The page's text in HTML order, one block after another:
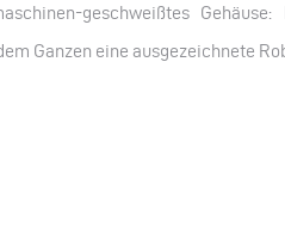
geschweißtes
Ganzen eine ausgezeichnete